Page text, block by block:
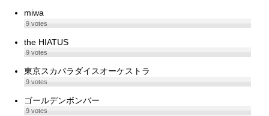
miwa
9votes
the HIATUS
9votes
東京スカパラダイスオーケストラ
9votes
ゴールデンボンバー
9votes